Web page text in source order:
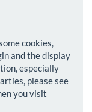
cookies,
and the display
especially
please see
you visit